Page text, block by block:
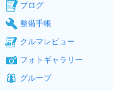
ブログ
整備手帳
クルマレビュー
フォトギャラリー
グループ